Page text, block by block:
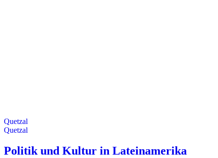
Quetzal
Quetzal
Politik und Kultur in Lateinamerika